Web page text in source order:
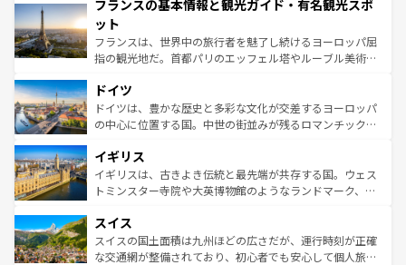
ませてくれるイタリアで、忘れられない旅をしてみよう！
なお、新着のイタリア情報は
しい。
文化が根付くこの国では、情熱的なフラメンコ、熱気あふ
れる闘牛、そして美味しいタパスが生活の一部となってい
る。首都マドリードの洗練された雰囲気や、バルセロナの
アートに溢れた街角から、地方では古代ローマ遺跡や中世
せる。地方によって風土や気候が異なるスペインはその個
性で訪れる人を魅了する。 なお、新着のスペイン情報は コ
ンテンツ一覧を参照してほしい。
フランスの基本情報と観光ガイド・有名観光スポ
ット
フランスは、世界中の旅行者を魅了し続けるヨーロッパ屈
指の観光地だ。首都パリのエッフェル塔やルーブル美術館
で、幅広い魅力が詰まっている。華麗な宮殿、歴史的な大
聖堂、美しいビーチ、そして豊かな自然が、訪れる者を心
から魅了する。また、フランスは美食の国としても知ら
いる。シャンパンの発祥地であるランス、プロヴァンスの
香り高いラベンダー畑など、多彩な楽しみ方が可能だ。さ
らに、パリ以外の地域にも魅力が溢れており、どの街角に
れる地方に足を運ぶとそれぞれで全く異なる文化を体験で
きるだろう。 なお、新着のフランス情報はコンテンツ一覧
を参照してほしい。
ドイツ
ドイツは、豊かな歴史と多彩な文化が交差するヨーロッパ
の中心に位置する国。中世の街並みが残るロマンチック街
顔を持つこの国は、どこを歩いても飽きることがない。ベ
ルリンの文化的活気、バイエルン州のアルプスの絶景、そ
してライン川沿いのワイン畑といった風景は必見。ビール
は、お酒好きな人にはぜひ体験してほしい。 なお、新着の
ドイツ情報はコンテンツ一覧を参照してほしい。
イギリス
イギリスは、古きよき伝統と最先端が共存する国。ウェス
トミンスター寺院や大英博物館のようなランドマーク、歴
リアごとに異なる魅力がある。また、優雅なアフタヌーン
ティー、ビール好きにはたまらない英国パブ、サッカー観
戦など、本場だからこそできる体験も豊富。イギリスを旅
スイス
スイスの国土面積は九州ほどの広さだが、運行時刻が正確
な交通網が整備されており、初心者でも安心して個人旅行